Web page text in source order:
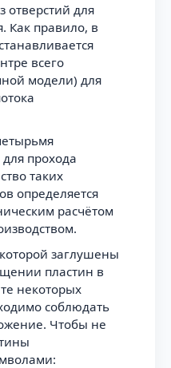
отверстий для
Как правило, в
всего
модели) для
прохода
таких
определяется
расчётом
заглушены
пластин в
некоторых
соблюдать
Чтобы не